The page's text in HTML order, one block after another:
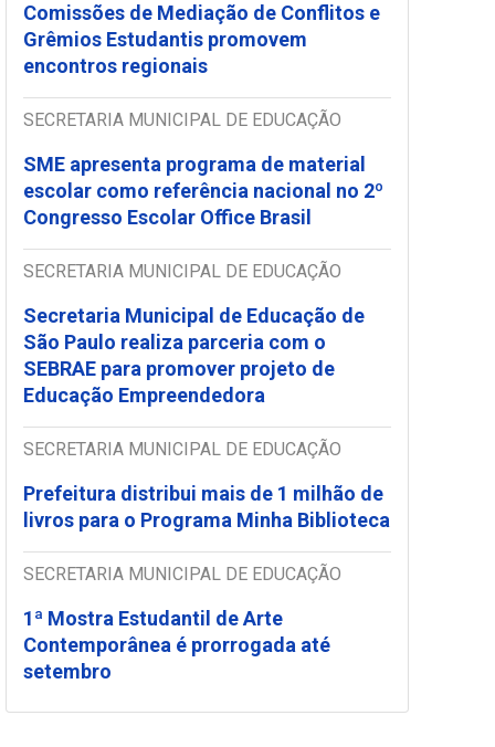
Comissões de Mediação de Conflitos e
Grêmios Estudantis promovem
encontros regionais
SECRETARIA MUNICIPAL DE EDUCAÇÃO
SME apresenta programa de material
escolar como referência nacional no 2º
Congresso Escolar Office Brasil
SECRETARIA MUNICIPAL DE EDUCAÇÃO
Secretaria Municipal de Educação de
São Paulo realiza parceria com o
SEBRAE para promover projeto de
Educação Empreendedora
SECRETARIA MUNICIPAL DE EDUCAÇÃO
Prefeitura distribui mais de 1 milhão de
livros para o Programa Minha Biblioteca
SECRETARIA MUNICIPAL DE EDUCAÇÃO
1ª Mostra Estudantil de Arte
Contemporânea é prorrogada até
setembro